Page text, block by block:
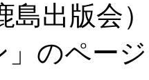
島出版会
」のページ